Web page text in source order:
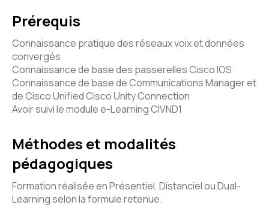
Prérequis
Connaissance pratique des réseaux voix et données
convergés
Connaissance de base des passerelles Cisco IOS
Connaissance de base de Communications Manager et
de Cisco Unified Cisco Unity Connection
Avoir suivi le module e-Learning CIVND1
Méthodes et modalités
pédagogiques
Formation réalisée en Présentiel, Distanciel ou Dual-
Learning selon la formule retenue.